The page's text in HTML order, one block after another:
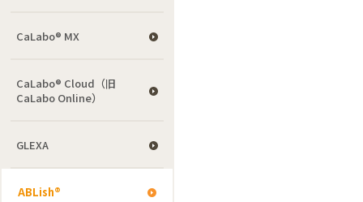
CaLabo® MX
CaLabo® Cloud（旧
CaLabo Online）
GLEXA
ABLish®